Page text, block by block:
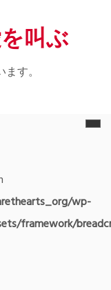
叫ぶ
す。
wp-
framework/